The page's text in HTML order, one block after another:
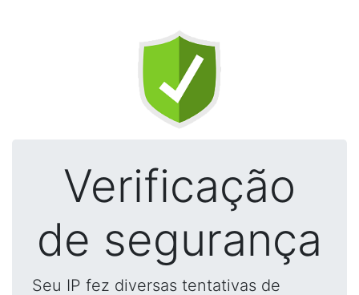
Verificação
de segurança
Seu IP fez diversas tentativas de